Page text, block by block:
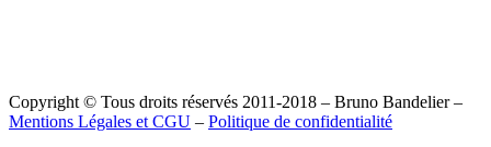
Copyright © Tous droits réservés 2011-2018 – Bruno Bandelier –
Mentions Légales et CGU – Politique de confidentialité